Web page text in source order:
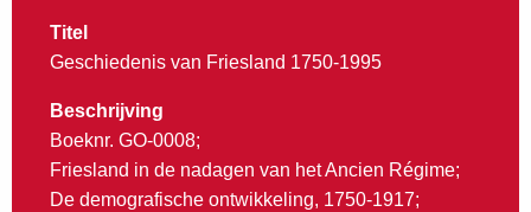
Titel
Geschiedenis van Friesland 1750-1995
Beschrijving
Boeknr. GO-0008;
Friesland in de nadagen van het Ancien Régime;
De demografische ontwikkeling, 1750-1917;